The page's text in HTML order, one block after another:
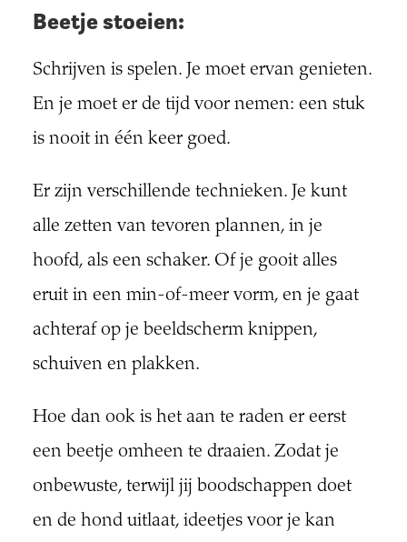
Beetje stoeien:
Schrijven is spelen. Je moet ervan genieten.
En je moet er de tijd voor nemen: een stuk
is nooit in één keer goed.
Er zijn verschillende technieken. Je kunt
alle zetten van tevoren plannen, in je
hoofd, als een schaker. Of je gooit alles
eruit in een min-of-meer vorm, en je gaat
achteraf op je beeldscherm knippen,
schuiven en plakken.
Hoe dan ook is het aan te raden er eerst
een beetje omheen te draaien. Zodat je
onbewuste, terwijl jij boodschappen doet
en de hond uitlaat, ideetjes voor je kan